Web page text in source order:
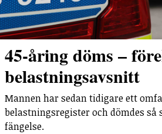
45-åring döms –
belastningsavsnitt
Mannen har sedan tidigare ett
belastningsregister och dömdes
fängelse.